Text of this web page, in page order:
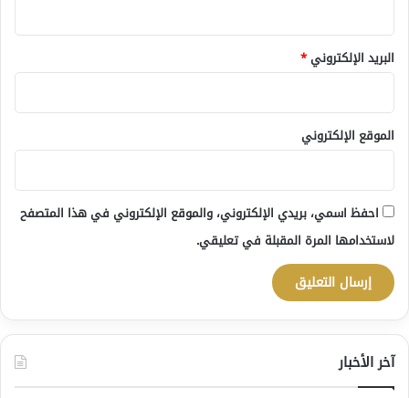
البريد الإلكتروني*
الموقع الإلكتروني
احفظ اسمي، بريدي الإلكتروني، والموقع الإلكتروني في هذا المتصفح
لاستخدامها المرة المقبلة في تعليقي.
آخر الأخبار